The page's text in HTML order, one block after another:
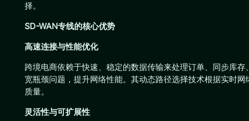
择。
SD-WAN专线的核心优势
高速连接与性能优化
跨境电商依赖于快速、稳定的数据传输来处理订单、同步库
宽瓶颈问题，提升网络性能。其动态路径选择技术根据实时
质量。
灵活性与可扩展性